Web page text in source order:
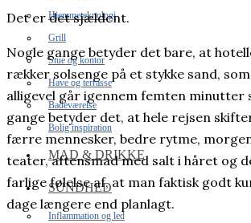
Hjemmeteknologi
Grill
Stue og kontor
Have og terrasse
Badeværelse
Bolig inspiration
MAD & DRIKKE
SUNDHED
Inflammation og led
Det er det sjældent.
Nogle gange betyder det bare, at
rækker solsenge på et stykke sand,
alligevel går igennem femten minutter
gange betyder det, at hele rejsen
færre mennesker, bedre rytme,
teater, aftensmad med salt i håret og
farlige følelse af, at man faktisk godt
dage længere end planlagt.